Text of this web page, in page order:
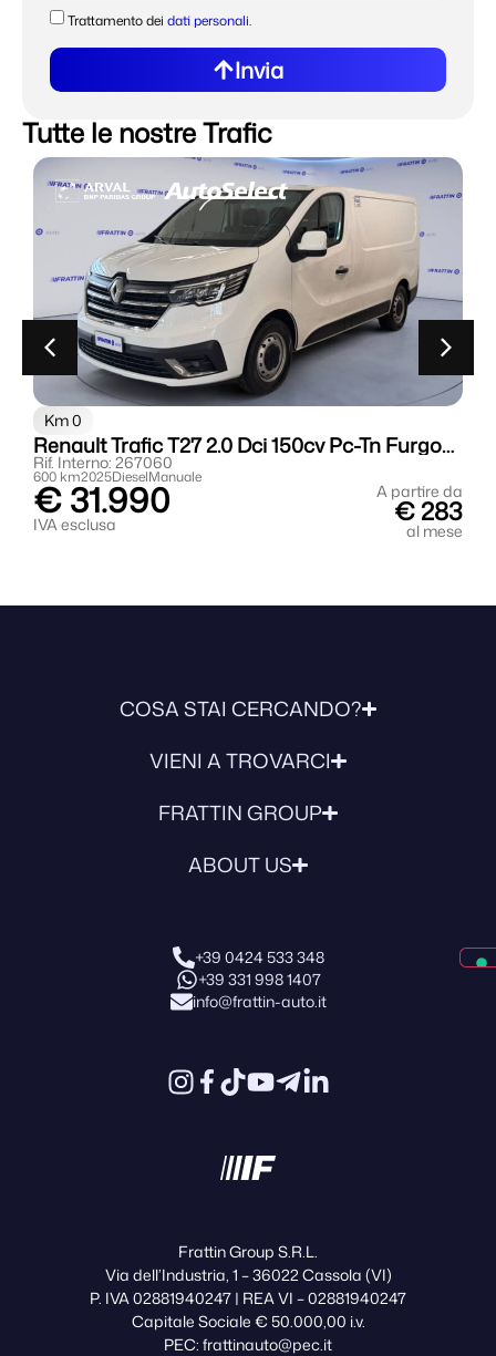
Trattamento dei dati personali.
Invia
Tutte le nostre Trafic
Km 0
Renault Trafic T27 2.0 Dci 150cv Pc-Tn Furgone Energy Advance
Rif. Interno: 267060
600 km2025DieselManuale
€ 31.990
IVA esclusa
A partire da
€ 283
al mese
COSA STAI CERCANDO?
VIENI A TROVARCI
FRATTIN GROUP
ABOUT US
+39 0424 533 348
+39 331 998 1407
info@frattin-auto.it
Frattin Group S.R.L.
Via dell’Industria, 1 – 36022 Cassola (VI)
P. IVA 02881940247 | REA VI – 02881940247
Capitale Sociale € 50.000,00 i.v.
PEC: frattinauto@pec.it